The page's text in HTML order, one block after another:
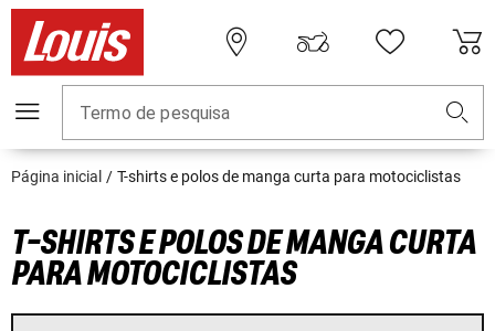
Termo de pesquisa
Página inicial T-shirts e polos de manga curta para motociclistas
T-SHIRTS E POLOS DE MANGA CURTA
PARA MOTOCICLISTAS